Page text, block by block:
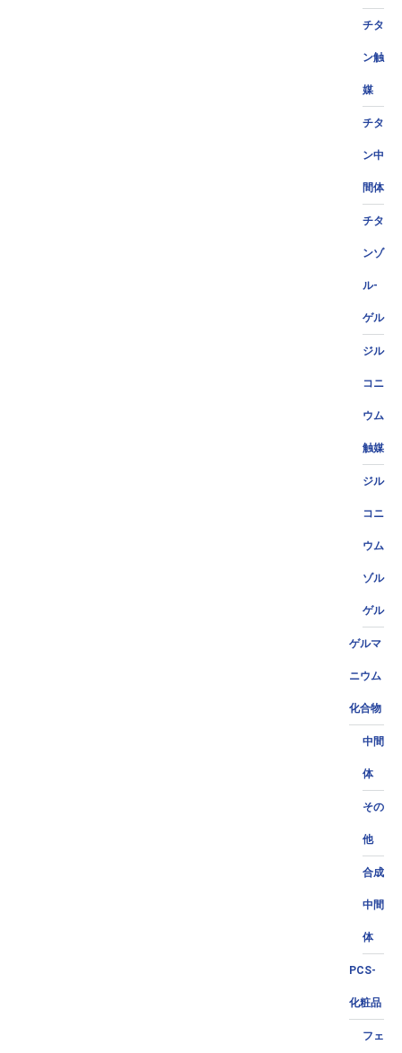
チタ
ン触
媒
チタ
ン中
間体
チタ
ンゾ
ル-
ゲル
ジル
コニ
ウム
触媒
ジル
コニ
ウム
ゾル
ゲル
ゲルマ
ニウム
化合物
中間
体
その
他
合成
中間
体
PCS-
化粧品
フェ